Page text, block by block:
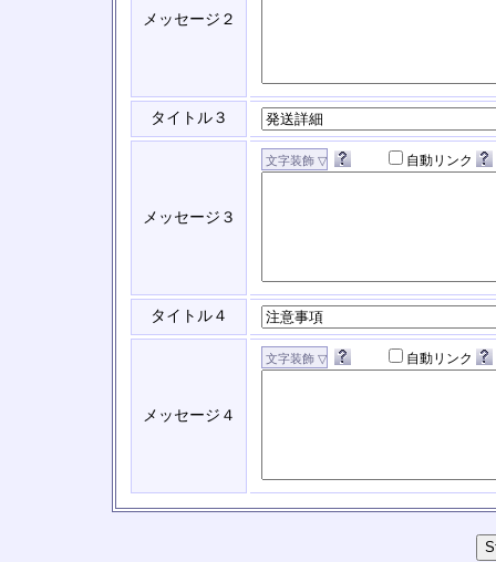
メッセージ２
タイトル３
メッセージ３
自動リンク
タイトル４
メッセージ４
自動リンク